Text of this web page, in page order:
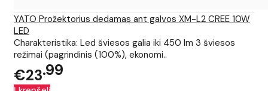
YATO Prožektorius dedamas ant galvos XM-L2 CREE 10W
LED
Charakteristika: Led šviesos galia iki 450 lm 3 šviesos
režimai (pagrindinis (100%), ekonomi..
€23 99